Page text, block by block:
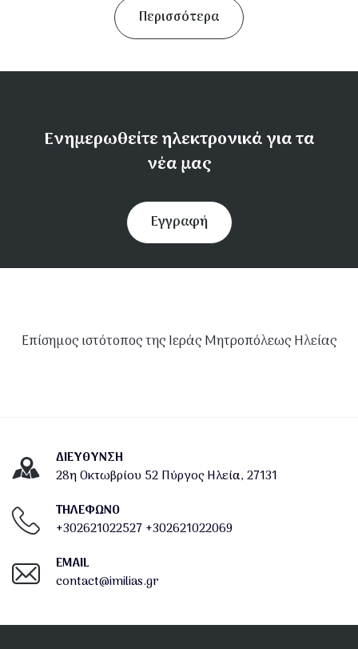
Περισσότερα
Ενημερωθείτε ηλεκτρονικά για τα
νέα μας
Εγγραφή
Επίσημος ιστότοπος της Ιεράς Μητροπόλεως Ηλείας
ΔΙΕΎΘΥΝΣΗ
28η Οκτωβρίου 52 Πύργος Ηλεία, 27131
ΤΗΛΕΦΩΝΟ
+302621022527 +302621022069
EMAIL
contact@imilias.gr